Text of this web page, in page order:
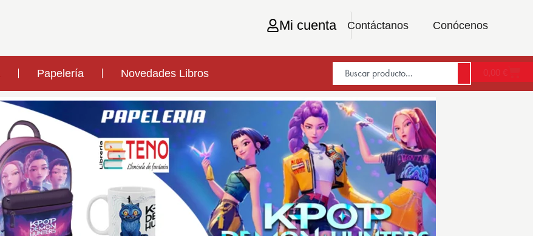
Contáctanos Conócenos
Mi cuenta
Papelería Novedades Libros 0,00 €